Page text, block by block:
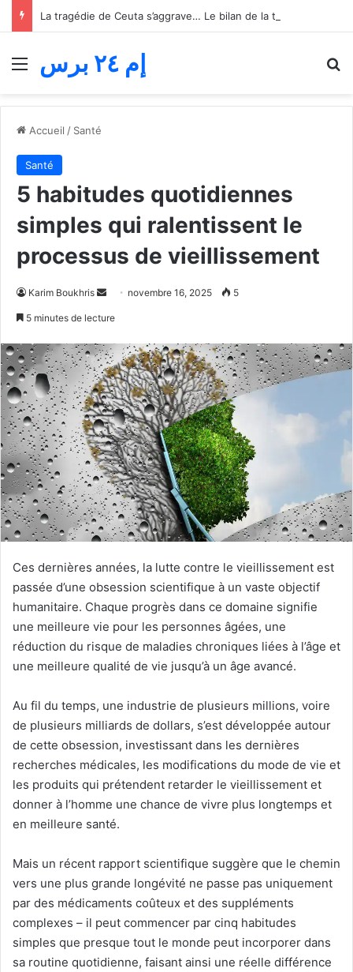
Menu إم ٢٤ برس
Accueil / Santé
Santé
5 habitudes quotidiennes
simples qui ralentissent le
processus de vieillissement
Karim Boukhris
Envoyernovembre 16, 2025 5
5 minutes de lecture
Ces dernières années, la lutte contre le vieillissement est
passée d’une obsession scientifique à un vaste objectif
humanitaire. Chaque progrès dans ce domaine signifie
une meilleure vie pour les personnes âgées, une
réduction du risque de maladies chroniques liées à l’âge et
une meilleure qualité de vie jusqu’à un âge avancé.
Au fil du temps, une industrie de plusieurs millions, voire
de plusieurs milliards de dollars, s’est développée autour
de cette obsession, investissant dans les dernières
recherches médicales, les modifications du mode de vie et
les produits qui prétendent retarder le vieillissement et
donner à l’homme une chance de vivre plus longtemps et
en meilleure santé.
Mais un récent rapport scientifique suggère que le chemin
vers une plus grande longévité ne passe pas uniquement
par des médicaments coûteux et des suppléments
complexes – il peut commencer par cinq habitudes
simples que presque tout le monde peut incorporer dans
sa routine quotidienne, faisant ainsi une réelle différence